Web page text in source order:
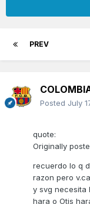
PREV
Posted July
quote:
Originally
recuerdo lo q
razon pero
y svg necesita
hara o Otis